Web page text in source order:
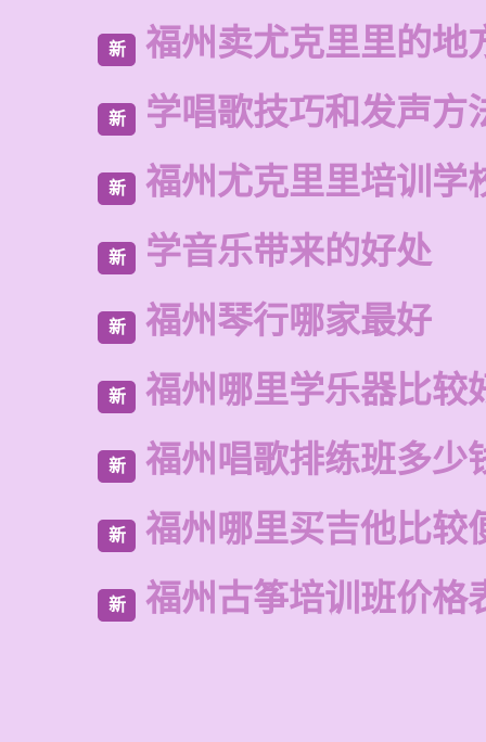
新 福州卖尤克里里的地
新 学唱歌技巧和发声方
新 福州尤克里里培训学
新 学音乐带来的好处
新 福州琴行哪家最好
新 福州哪里学乐器比较
新 福州唱歌排练班多少
新 福州哪里买吉他比较
新 福州古筝培训班价格